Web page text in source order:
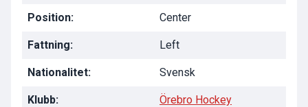
Position: Center
Fattning: Left
Nationalitet: Svensk
Klubb: Örebro Hockey